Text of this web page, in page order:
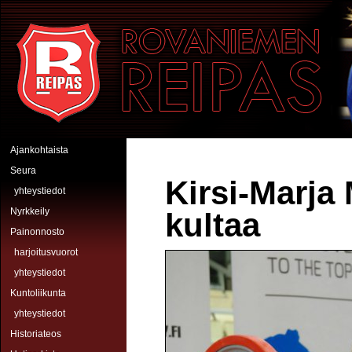
Hyppää pääsisältöön
Rovaniemen Reipas
Ajankohtaista
Seura
yhteystiedot
Nyrkkeily
Painonnosto
harjoitusvuorot
yhteystiedot
Kuntoliikunta
yhteystiedot
Historiateos
Kirsi-Marja
kultaa